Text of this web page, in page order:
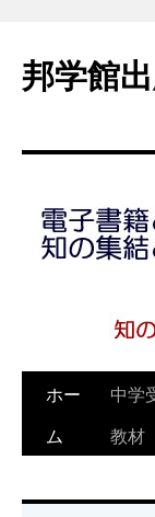
テ
ン
ス
邦学館
ホー
ム
中学
教材